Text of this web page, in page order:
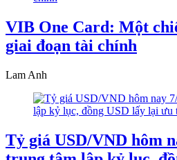
VIB One Card: Một
giai đoạn tài chính
Lam Anh
Tỷ giá USD/VND hôm